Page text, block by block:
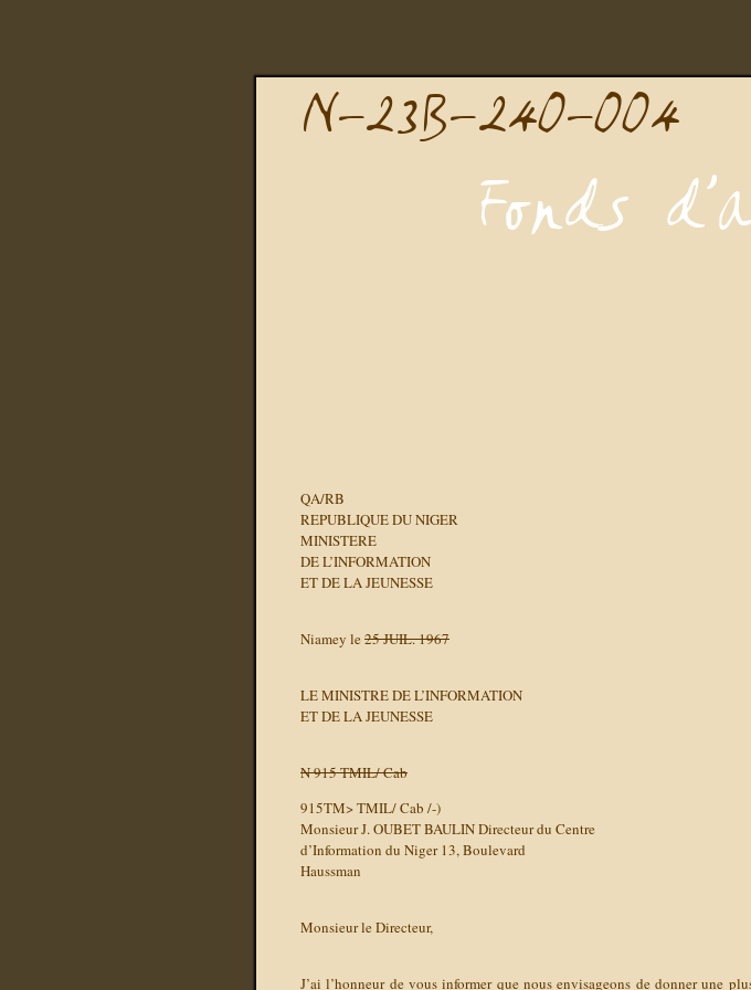
QA/RB
REPUBLIQUE DU NIGER
MINISTERE
DE L’INFORMATION
ET DE LA JEUNESSE
Niamey le 25 JUIL. 1967
LE MINISTRE DE L’INFORMATION
ET DE LA JEUNESSE
N 915 TMIL/ Cab
915TM> TMIL/ Cab /-)
Monsieur J. OUBET BAULIN Directeur du Centre
d’Information du Niger 13, Boulevard
Haussman
Monsieur le Directeur,
J’ai l’honneur de vous informer que nous envisageons de donner une